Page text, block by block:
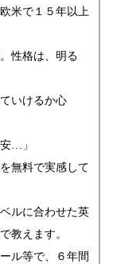
米で１５年以上
性格は、明る
いけるか心
…」
無料で実感して
ルに合わせた英
教えます。
ル等で、６年間